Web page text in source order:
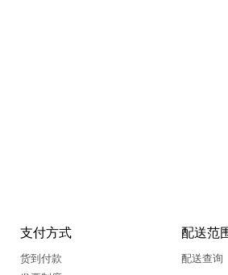
支付方式
货到付款
配送范
配送查询